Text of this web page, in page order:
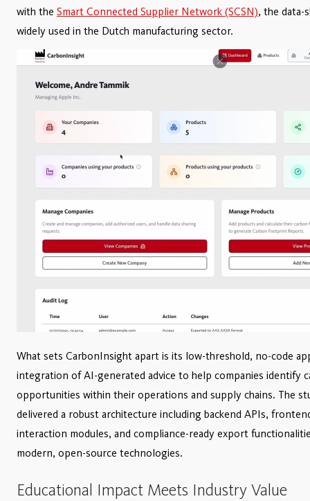
with the Smart Connected Supplier Network (SCSN), the data-
widely used in the Dutch manufacturing sector.
What sets CarbonInsight apart is its low-threshold, no-code
integration of AI-generated advice to help companies identify
opportunities within their operations and supply chains. The
delivered a robust architecture including backend APIs,
interaction modules, and compliance-ready export
modern, open-source technologies.
Educational Impact Meets Industry Value